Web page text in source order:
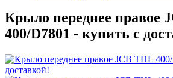
Крыло переднее правое
400/D7801 - купить с